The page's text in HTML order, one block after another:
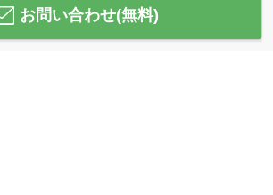
お問い合わせ(無料)